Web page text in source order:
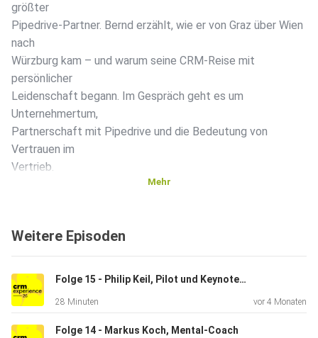
größter
Pipedrive-Partner. Bernd erzählt, wie er von Graz über Wien
nach
Würzburg kam – und warum seine CRM-Reise mit
persönlicher
Leidenschaft begann. Im Gespräch geht es um
Unternehmertum,
Partnerschaft mit Pipedrive und die Bedeutung von
Vertrauen im
Vertrieb.
Mehr
Weitere Episoden
Folge 15 - Philip Keil, Pilot und Keynote Speaker
28 Minuten vor 4 Monaten
Folge 14 - Markus Koch, Mental-Coach